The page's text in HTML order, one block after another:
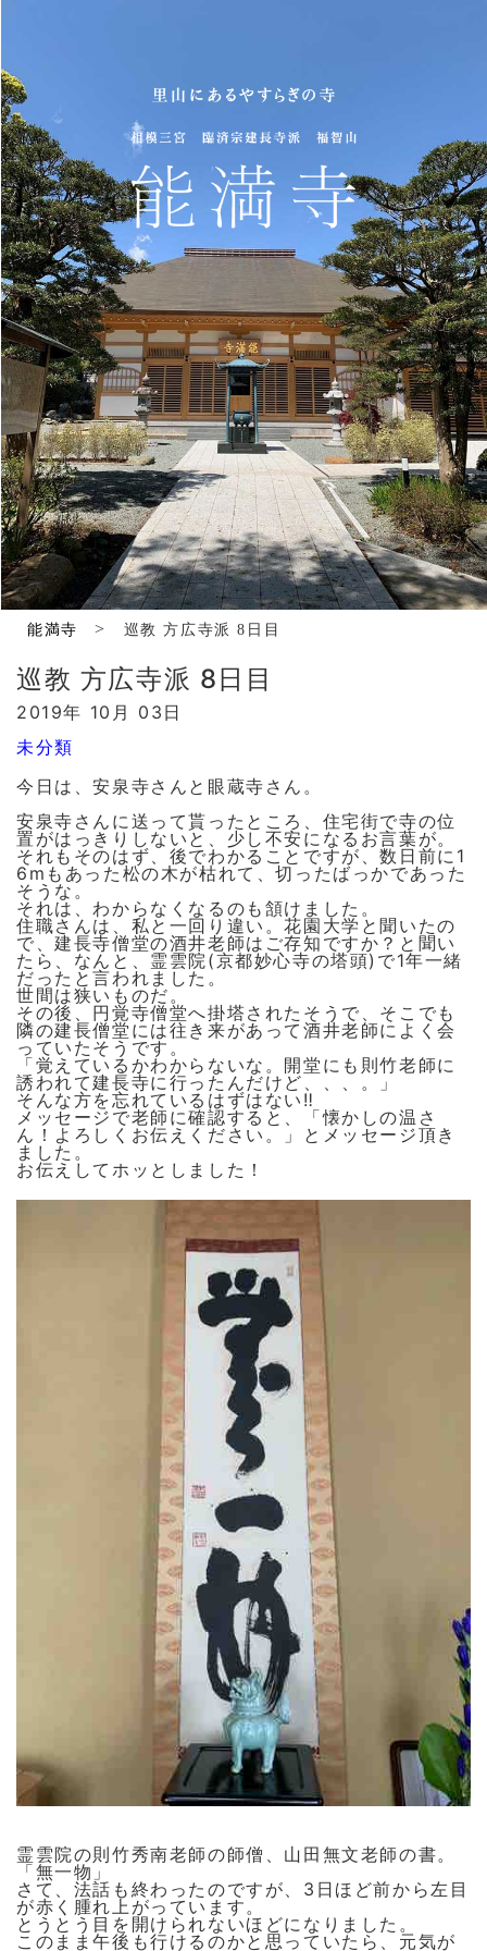
能満寺 > 巡教 方広寺派 8日目
巡教 方広寺派 8日目
2019年 10月 03日
未分類
今日は、安泉寺さんと眼蔵寺さん。
安泉寺さんに送って貰ったところ、住宅街で寺の位
置がはっきりしないと、少し不安になるお言葉が。
それもそのはず、後でわかることですが、数日前に1
6mもあった松の木が枯れて、切ったばっかであった
そうな。
それは、わからなくなるのも頷けました。
住職さんは、私と一回り違い。花園大学と聞いたの
で、建長寺僧堂の酒井老師はご存知ですか？と聞い
たら、なんと、霊雲院(京都妙心寺の塔頭)で1年一緒
だったと言われました。
世間は狭いものだ。
その後、円覚寺僧堂へ掛塔されたそうで、そこでも
隣の建長僧堂には往き来があって酒井老師によく会
っていたそうです。
「覚えているかわからないな。開堂にも則竹老師に
誘われて建長寺に行ったんだけど、、、。」
そんな方を忘れているはずはない‼️
メッセージで老師に確認すると、「懐かしの温さ
ん！よろしくお伝えください。」とメッセージ頂き
ました。
お伝えしてホッとしました！
霊雲院の則竹秀南老師の師僧、山田無文老師の書。
「無一物」
さて、法話も終わったのですが、3日ほど前から左目
が赤く腫れ上がっています。
とうとう目を開けられないほどになりました。
このまま午後も行けるのかと思っていたら、元気が